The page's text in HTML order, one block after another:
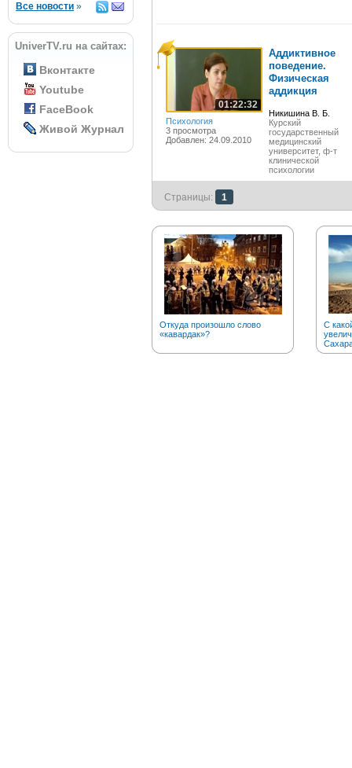
Все новости »
UniverTV.ru на сайтах:
Вконтакте
Youtube
FaceBook
Живой Журнал
01:22:32
Психология
3 просмотра
Добавлен: 24.09.2010
Аддиктивное
поведение.
Физическая
аддикция
Никишина В. Б.
Курский
государственный
медицинский
университет, ф-т
клинической
психологии
Страницы: 1
Откуда произошло слово
«кавардак»?
С